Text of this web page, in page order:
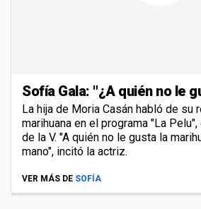
Sofía Gala: "¿A quién no le
La hija de Moria Casán habló de su
marihuana en el programa "La
de la V. "A quién no le gusta la
mano", incitó la actriz.
VER MÁS DE SOFÍA